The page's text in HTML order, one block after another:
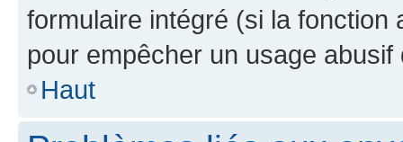
formulaire intégré (si la fonction
pour empêcher un usage
Haut